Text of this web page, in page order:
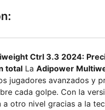
Ctrl 3.3 2024:
total La Adipower
jugadores avanzados y
cada golpe. Con la
a otro nivel gracias a la